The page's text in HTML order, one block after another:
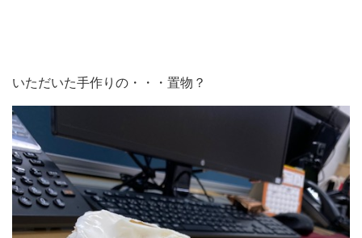
いただいた手作りの・・・置物？